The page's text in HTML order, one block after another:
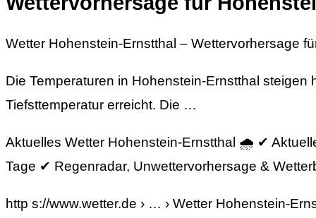
Wetter Hohenstein-Ernstthal – Wettervorhersage
Die Temperaturen in Hohenstein-Ernstthal
Tiefsttemperatur erreicht. Die …
Aktuelles Wetter Hohenstein-Ernstthal 🌧️ ✔
Tage ✔ Regenradar, Unwettervorhersage &
http s://www.wetter.de › … › Wetter Hohenstein-